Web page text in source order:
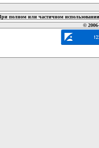
полном или частичном
©